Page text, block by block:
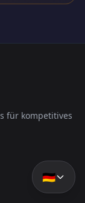
für kompetitives
🇩🇪